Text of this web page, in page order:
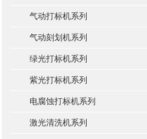
气动打标机系列
气动刻划机系列
绿光打标机系列
紫光打标机系列
电腐蚀打标机系列
激光清洗机系列